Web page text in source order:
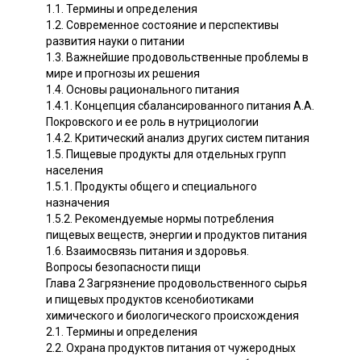
1.1. Термины и определения
1.2. Современное состояние и перспективы
развития науки о питании
1.3. Важнейшие продовольственные проблемы в
мире и прогнозы их решения
1.4. Основы рационального питания
1.4.1. Концепция сбалансированного питания А.А.
Покровского и ее роль в нутрициологии
1.4.2. Критический анализ других систем питания
1.5. Пищевые продукты для отдельных групп
населения
1.5.1. Продукты общего и специального
назначения
1.5.2. Рекомендуемые нормы потребления
пищевых веществ, энергии и продуктов питания
1.6. Взаимосвязь питания и здоровья.
Вопросы безопасности пищи
Глава 2 Загрязнение продовольственного сырья
и пищевых продуктов ксенобиотиками
химического и биологического происхождения
2.1. Термины и определения
2.2. Охрана продуктов питания от чужеродных